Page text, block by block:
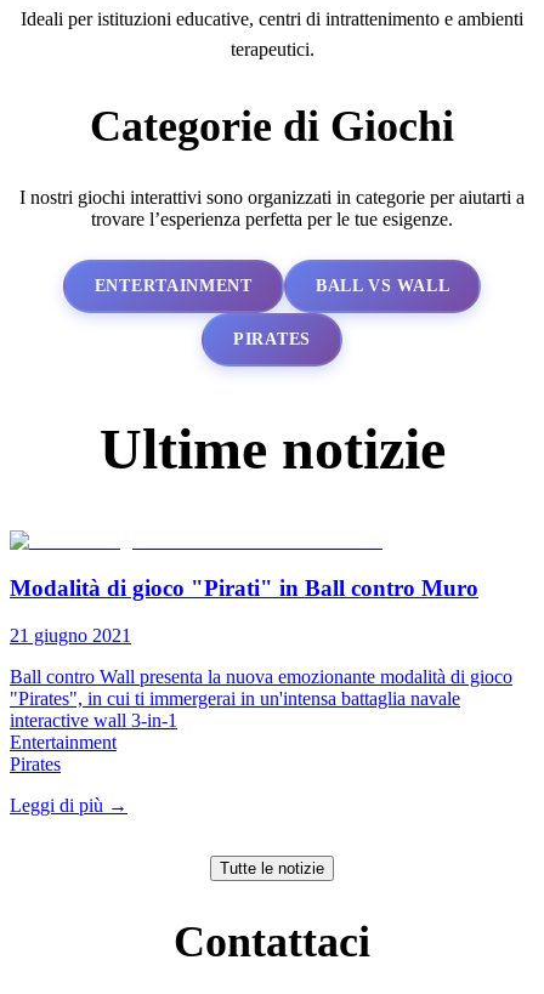
Ideali per istituzioni educative, centri di intrattenimento e ambienti
terapeutici.
Categorie di Giochi
I nostri giochi interattivi sono organizzati in categorie per aiutarti a
trovare l’esperienza perfetta per le tue esigenze.
ENTERTAINMENT BALL VS WALL
PIRATES
Ultime notizie
Modalità di gioco "Pirati" in Ball contro Muro
21 giugno 2021
Ball contro Wall presenta la nuova emozionante modalità di gioco
"Pirates", in cui ti immergerai in un'intensa battaglia navale
interactive wall 3-in-1
Entertainment
Pirates​
Leggi di più →
Tutte le notizie
Contattaci